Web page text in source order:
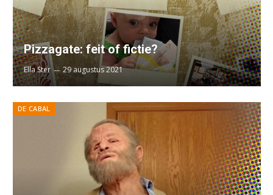
Pizzagate: feit of fictie?
Ella Ster 29 augustus 2021
DE CABAL